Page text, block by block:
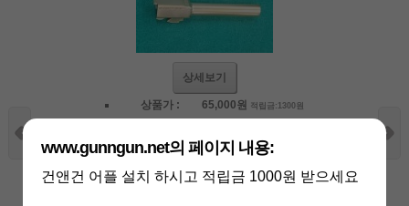
상세보기
상품가 : 65,000원 적립금:1300원
배송비 :
(조건) 지역별
WE GLOCK17 T1 가스건
+1 65,000원
www.gunngun.net의 페이지 내용:
건앤건 어플 설치 하시고 적립금 1000원 받으세요